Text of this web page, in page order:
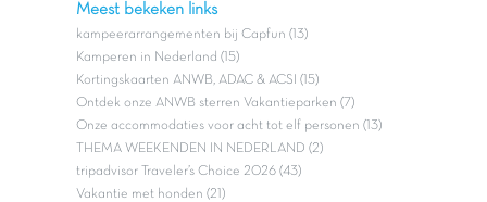
Meest bekeken links
kampeerarrangementen bij Capfun (13)
Kamperen in Nederland (15)
Kortingskaarten ANWB, ADAC & ACSI (15)
Ontdek onze ANWB sterren Vakantieparken (7)
Onze accommodaties voor acht tot elf personen (13)
THEMA WEEKENDEN IN NEDERLAND (2)
tripadvisor Traveler’s Choice 2026 (43)
Vakantie met honden (21)